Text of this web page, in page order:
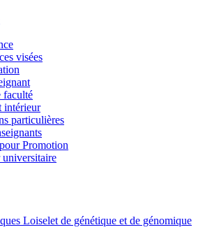
visées
faculté
intérieur
particulières
Promotion
Loiselet de génétique et de génomique